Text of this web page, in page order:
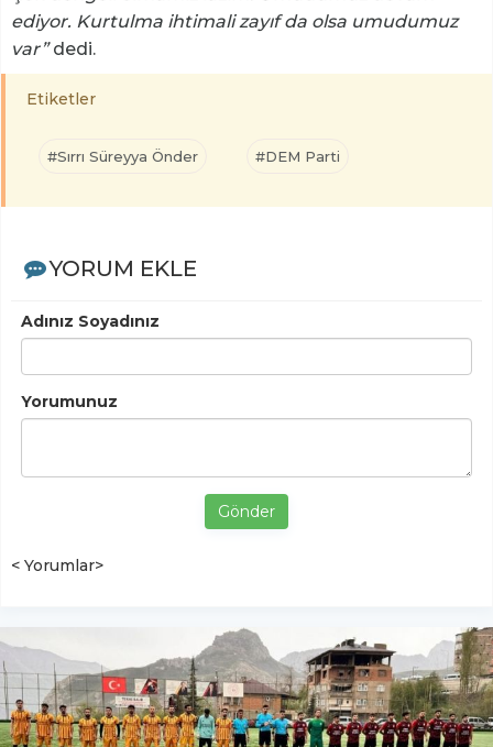
ediyor. Kurtulma ihtimali zayıf da olsa umudumuz
var”dedi.
Etiketler
#Sırrı Süreyya Önder #DEM Parti
YORUM EKLE
Adınız Soyadınız
Yorumunuz
Gönder
< Yorumlar>